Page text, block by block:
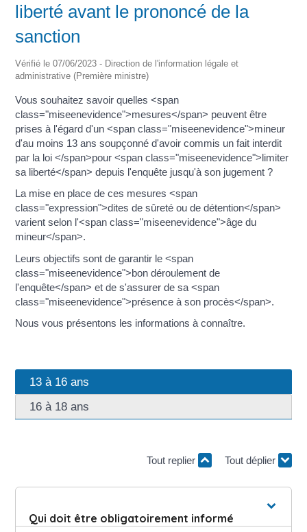
liberté avant le prononcé de la
sanction
Vérifié le 07/06/2023 - Direction de l'information légale et
administrative (Première ministre)
Vous souhaitez savoir quelles <span
class="miseenevidence">mesures</span> peuvent être
prises à l'égard d'un <span class="miseenevidence">mineur
d'au moins 13 ans soupçonné d'avoir commis un fait interdit
par la loi </span>pour <span class="miseenevidence">limiter
sa liberté</span> depuis l'enquête jusqu'à son jugement ?
La mise en place de ces mesures <span
class="expression">dites de sûreté ou de détention</span>
varient selon l'<span class="miseenevidence">âge du
mineur</span>.
Leurs objectifs sont de garantir le <span
class="miseenevidence">bon déroulement de
l'enquête</span> et de s'assurer de sa <span
class="miseenevidence">présence à son procès</span>.
Nous vous présentons les informations à connaître.
13 à 16 ans
16 à 18 ans
Tout replier Tout déplier
Qui doit être obligatoirement informé